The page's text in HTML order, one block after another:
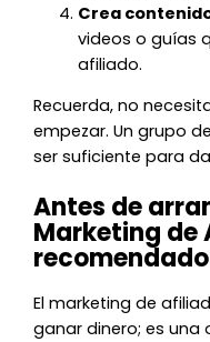
Crea
videos o guías
afiliado.
Recuerda, no
empezar. Un grupo
ser suficiente para
Antes de
Marketing de
recomendado
El marketing de
ganar dinero; es